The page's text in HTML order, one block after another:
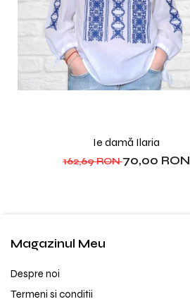
Ie damă Ilaria
162,69 RON70,00 RON
Magazinul Meu
Despre noi
Termeni si conditii